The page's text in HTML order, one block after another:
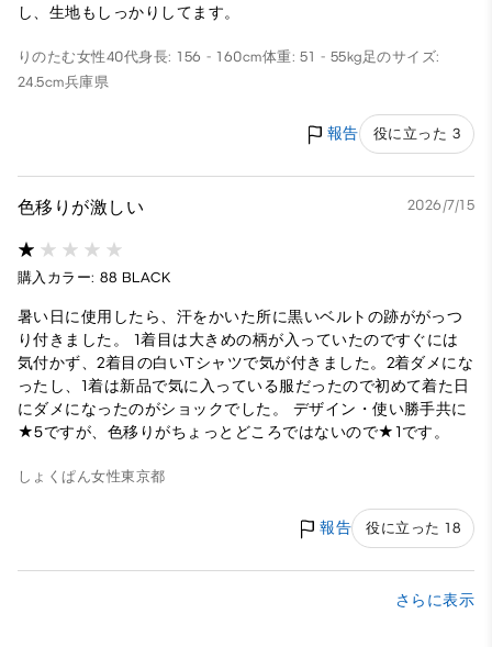
し、生地もしっかりしてます。
りのたむ女性40代身長: 156 - 160cm体重: 51 - 55kg 足のサイズ:
24.5cm兵庫県
報告 役に立った 3
色移りが激しい 2026/7/15
購入カラー: 88 BLACK
暑い日に使用したら、汗をかいた所に黒いベルトの跡ががっつ
り付きました。 1着目は大きめの柄が入っていたのですぐには
気付かず、2着目の白いTシャツで気が付きました。2着ダメにな
ったし、1着は新品で気に入っている服だったので初めて着た日
にダメになったのがショックでした。 デザイン・使い勝手共に
★5ですが、色移りがちょっとどころではないので★1です。
しょくぱん女性東京都
報告 役に立った 18
さらに表示